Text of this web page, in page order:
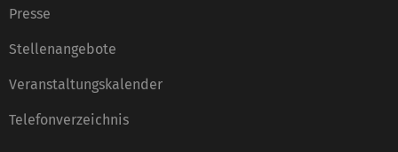
Presse
Stellenangebote
Veranstaltungskalender
Telefonverzeichnis